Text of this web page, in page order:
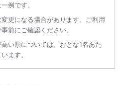
例です。
変更になる場合があります。ご利用
前にご確認ください。
い順については、おとな1名あた
ます。